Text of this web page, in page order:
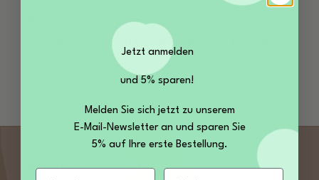
Warum Bio Basmati Reis bei Kamelur® kaufen?
Unser sortenreiner und geschälter Basmatireis
wird unter kontrolliert ökologisc…
Trusted Shops Bewertungen
SERVICE KONTAKT
Jetzt anmelden
und 5% sparen!
Melden Sie sich jetzt zu unserem
E-Mail-Newsletter an und sparen Sie
5% auf Ihre erste Bestellung.
Anrede Nachname